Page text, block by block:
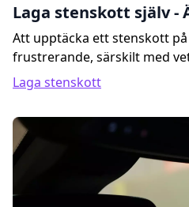
Laga stenskott själv -
Att upptäcka ett stenskott
frustrerande, särskilt med
Laga stenskott